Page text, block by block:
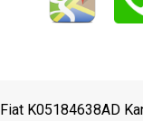
Fiat K05184638AD